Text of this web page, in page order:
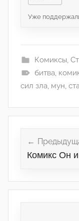
Уже
Комиксы
битва
сил зла мун
записям
Комикс Он